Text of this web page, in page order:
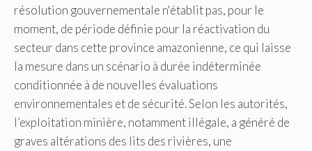
résolution gouvernementale n'établit pas, pour le
moment, de période définie pour la réactivation du
secteur dans cette province amazonienne, ce qui laisse
la mesure dans un scénario à durée indéterminée
conditionnée à de nouvelles évaluations
environnementales et de sécurité. Selon les autorités,
l’exploitation minière, notamment illégale, a généré de
graves altérations des lits des rivières, une